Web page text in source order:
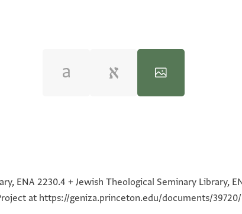
100%
100%
100%
100%
ENA 2230.4 + Jewish Theological Seminary Library,
at https://geniza.princeton.edu/documents/39720/